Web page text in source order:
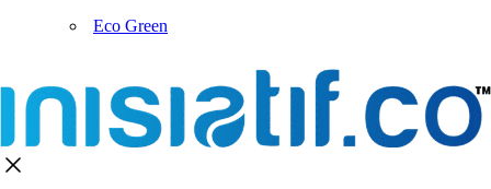
Eco Green